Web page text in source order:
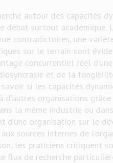
autour des capacités
débat surtout académique.
contradictoires, une
sur le terrain sont
concurrentiel réel
et de la
si les capacités
d’autres organisations
la même industrie ou
d’une organisation sur le
sources internes de
les praticiens critiquent
flux de recherche